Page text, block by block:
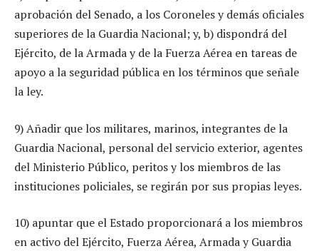
aprobación del Senado, a los Coroneles y demás oficiales
superiores de la Guardia Nacional; y, b) dispondrá del
Ejército, de la Armada y de la Fuerza Aérea en tareas de
apoyo a la seguridad pública en los términos que señale
la ley.
9) Añadir que los militares, marinos, integrantes de la
Guardia Nacional, personal del servicio exterior, agentes
del Ministerio Público, peritos y los miembros de las
instituciones policiales, se regirán por sus propias leyes.
10) apuntar que el Estado proporcionará a los miembros
en activo del Ejército, Fuerza Aérea, Armada y Guardia